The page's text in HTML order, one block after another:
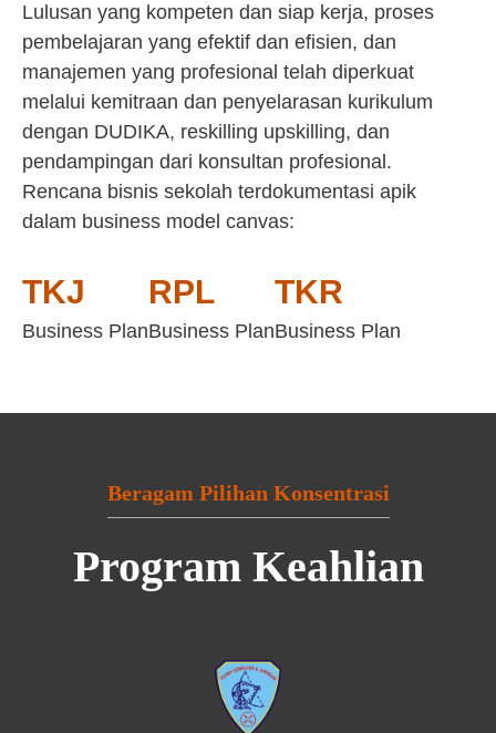
Lulusan yang kompeten dan siap kerja, proses
pembelajaran yang efektif dan efisien, dan
manajemen yang profesional telah diperkuat
melalui kemitraan dan penyelarasan kurikulum
dengan DUDIKA, reskilling upskilling, dan
pendampingan dari konsultan profesional.
Rencana bisnis sekolah terdokumentasi apik
dalam business model canvas:
TKJ
Business Plan
RPL
Business Plan
TKR
Business Plan
Beragam Pilihan Konsentrasi
Program Keahlian